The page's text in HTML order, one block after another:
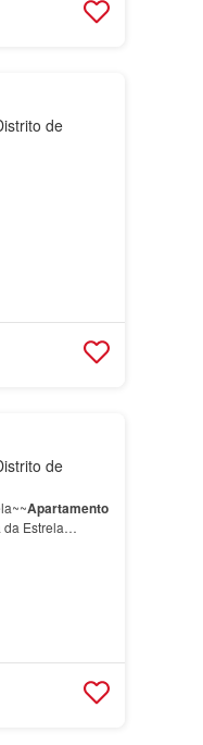
de
de
Apartamento
Estrela